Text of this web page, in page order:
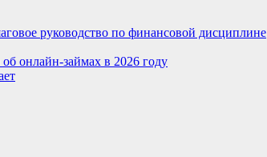
руководство по финансовой дисциплине
онлайн-займах в 2026 году